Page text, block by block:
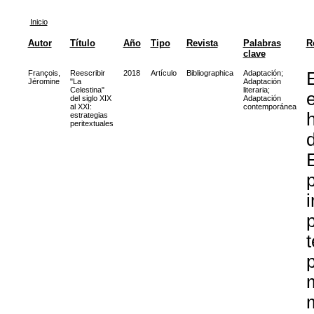
Inicio
Autor Título Año Tipo Revista
Palabras
clave
François,
Jéromine
Reescribir
"La
Celestina"
del siglo XIX
al XXI:
estrategias
peritextuales
2018 Artículo Bibliographica Adaptación;
Adaptación
literaria;
Adaptación
contemporánea